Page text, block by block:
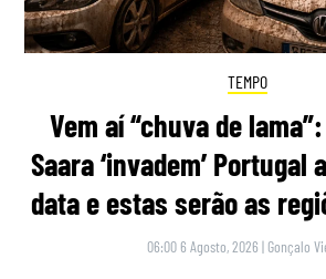
TEMPO
Vem aí “chuva de
Saara ‘invadem’
data e estas serão as
06:00 6 Agosto, 2026 | Gonçalo